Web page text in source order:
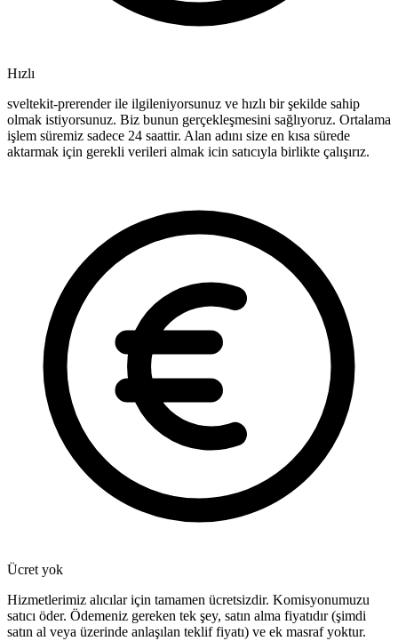
Hızlı
sveltekit-prerender ile ilgileniyorsunuz ve hızlı bir şekilde sahip
olmak istiyorsunuz. Biz bunun gerçekleşmesini sağlıyoruz. Ortalama
işlem süremiz sadece 24 saattir. Alan adını size en kısa sürede
aktarmak için gerekli verileri almak icin satıcıyla birlikte çalışırız.
Ücret yok
Hizmetlerimiz alıcılar için tamamen ücretsizdir. Komisyonumuzu
satıcı öder. Ödemeniz gereken tek şey, satın alma fiyatıdır (şimdi
satın al veya üzerinde anlaşılan teklif fiyatı) ve ek masraf yoktur.